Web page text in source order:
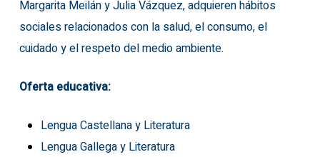
Margarita Meilán y Julia Vázquez, adquieren hábitos
sociales relacionados con la salud, el consumo, el
cuidado y el respeto del medio ambiente.
Oferta educativa:
Lengua Castellana y Literatura
Lengua Gallega y Literatura